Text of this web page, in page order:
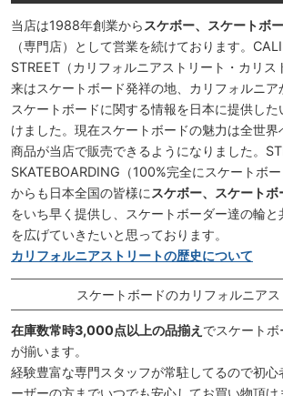
当店は1988年創業から スケボー、スケートボ
（専門店）として営業を続けております。
STREET（カリフォルニアストリート・カリス
来はスケートボード発祥の地、カリフォルニ
スケートボードに関する情報を日本に提供し
けました。現在スケートボードの魅力は全世
商品が当店で販売できるようになりました。
SKATEBOARDING（100%完全にスケートボ
からも日本全国の皆様に スケボー、スケートボ
をいち早く提供し、スケートボーダー達の輪
を広げていきたいと思っております。
カリフォルニアストリートの歴史について
スケートボードのカリフォルニアス
在庫数常時3,000点以上の品揃え でスケート
が揃います。
経験豊富な専門スタッフが常駐してるので初